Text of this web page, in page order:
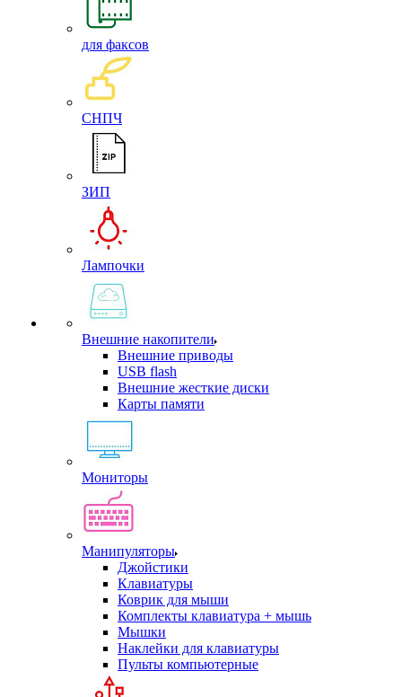
для факсов
СНПЧ
ЗИП
Лампочки
Внешние накопители
Внешние приводы
USB flash
Внешние жесткие диски
Карты памяти
Мониторы
Манипуляторы
Джойстики
Клавиатуры
Коврик для мыши
Комплекты клавиатура + мышь
Мышки
Наклейки для клавиатуры
Пульты компьютерные